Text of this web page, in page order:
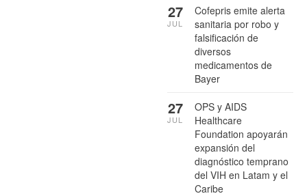
Cofepris emite alerta
sanitaria por robo y
falsificación de
diversos
medicamentos de
Bayer
27
JUL
OPS y AIDS
Healthcare
Foundation apoyarán
expansión del
diagnóstico temprano
del VIH en Latam y el
Caribe
27
JUL